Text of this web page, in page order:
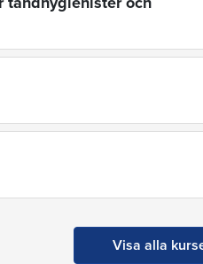
Visa alla